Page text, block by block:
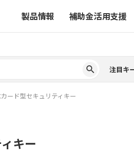
製品情報
事業から探す
補助金活用支援
補助金ヘルプ
4コマ漫画でわ
注目キ
事業から探す
補助金ヘルプ
4コマ漫画でわ
注目キ
ード型セキュリティキー
キー